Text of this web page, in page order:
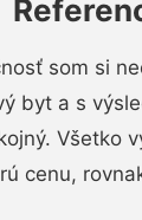
som si
byt a s
Všetko
cenu,